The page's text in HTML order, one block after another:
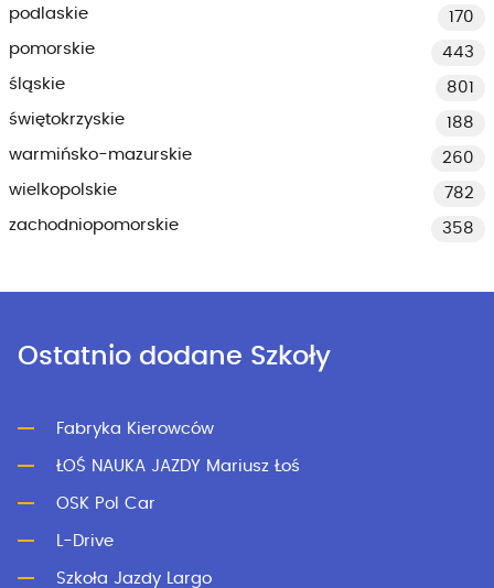
podlaskie
170
pomorskie
443
śląskie
801
świętokrzyskie
188
warmińsko-mazurskie
260
wielkopolskie
782
zachodniopomorskie
358
Ostatnio dodane Szkoły
Fabryka Kierowców
ŁOŚ NAUKA JAZDY Mariusz Łoś
OSK Pol Car
L-Drive
Szkoła Jazdy Largo